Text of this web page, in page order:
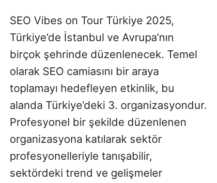
SEO Vibes on Tour Türkiye 2025,
Türkiye’de İstanbul ve Avrupa’nın
birçok şehrinde düzenlenecek. Temel
olarak SEO camiasını bir araya
toplamayı hedefleyen etkinlik, bu
alanda Türkiye’deki 3. organizasyondur.
Profesyonel bir şekilde düzenlenen
organizasyona katılarak sektör
profesyonelleriyle tanışabilir,
sektördeki trend ve gelişmeler